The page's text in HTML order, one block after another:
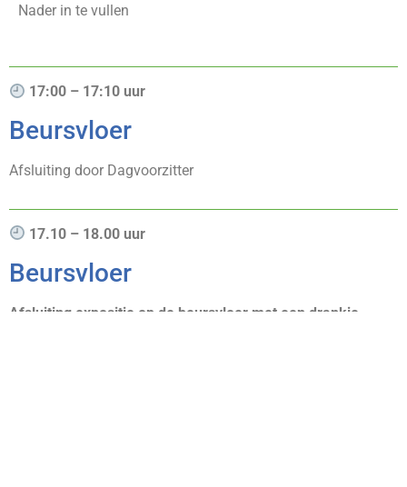
Nader in te vullen
17:00 – 17:10 uur
Beursvloer
Afsluiting door Dagvoorzitter
17.10 – 18.00 uur
Beursvloer
Afsluiting expositie op de beursvloer met een drankje